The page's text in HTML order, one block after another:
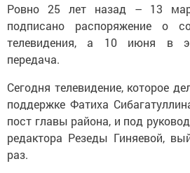
Ровно 25 лет назад – 13
подписано распоряжение о
телевидения, а 10 июня в
передача.
Сегодня телевидение, которое
поддержке Фатиха
пост главы района, и под
редактора Резеды Гиняевой,
раз.